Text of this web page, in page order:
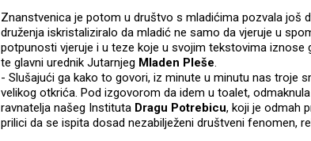
Znanstvenica je potom u društvo s mladićima pozvala još
druženja iskristaliziralo da mladić ne samo da vjeruje u
potpunosti vjeruje i u teze koje u svojim tekstovima iznose
te glavni urednik Jutarnjeg Mladen Pleše.
- Slušajući ga kako to govori, iz minute u minutu nas troje
velikog otkrića. Pod izgovorom da idem u toalet,
ravnatelja našeg Instituta Dragu Potrebicu, koji je odmah
prilici da se ispita dosad nezabilježeni društveni fenomen,